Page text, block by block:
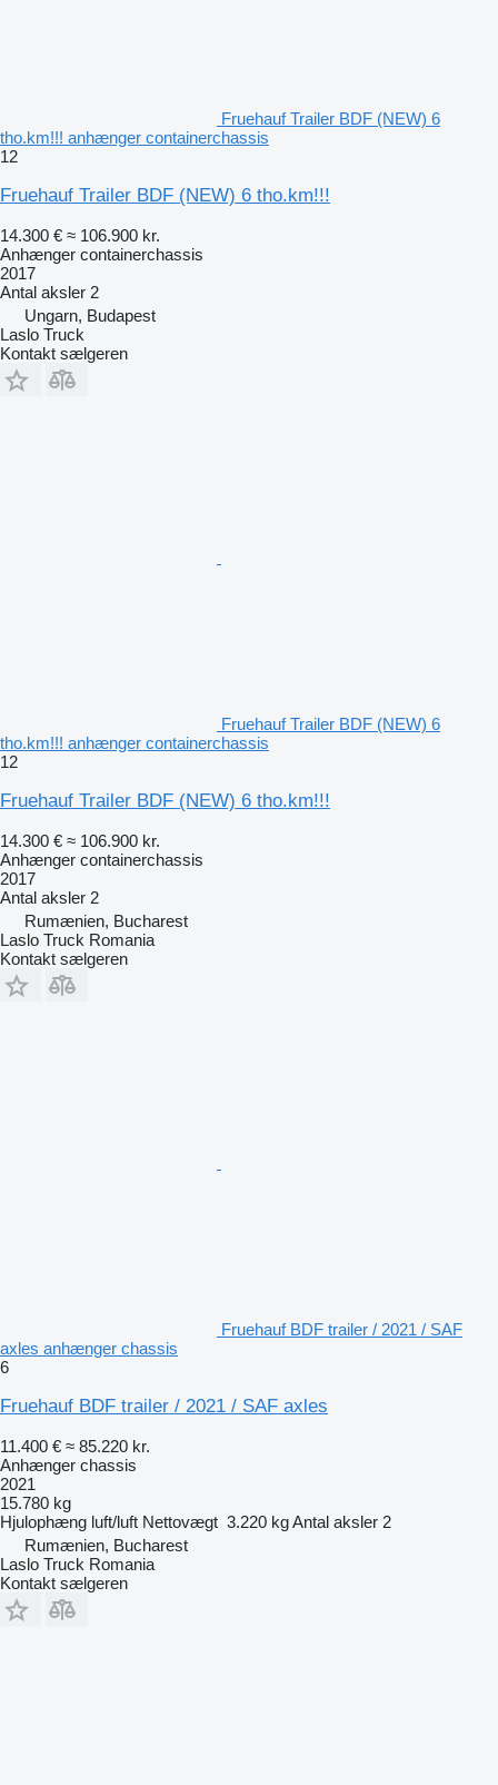
Fruehauf Trailer BDF (NEW) 6
tho.km!!! anhænger containerchassis
12
Fruehauf Trailer BDF (NEW) 6 tho.km!!!
14.300 € ≈ 106.900 kr.
Anhænger containerchassis
2017
Antal aksler 2
Ungarn, Budapest
Laslo Truck
Kontakt sælgeren
Fruehauf Trailer BDF (NEW) 6
tho.km!!! anhænger containerchassis
12
Fruehauf Trailer BDF (NEW) 6 tho.km!!!
14.300 € ≈ 106.900 kr.
Anhænger containerchassis
2017
Antal aksler 2
Rumænien, Bucharest
Laslo Truck Romania
Kontakt sælgeren
Fruehauf BDF trailer / 2021 / SAF
axles anhænger chassis
6
Fruehauf BDF trailer / 2021 / SAF axles
11.400 € ≈ 85.220 kr.
Anhænger chassis
2021
15.780 kg
Hjulophæng luft/luft Nettovægt 3.220 kgAntal aksler 2
Rumænien, Bucharest
Laslo Truck Romania
Kontakt sælgeren